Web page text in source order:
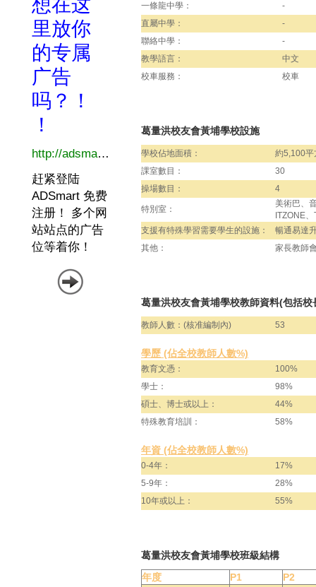
一條龍中學：
-
直屬中學：
-
聯絡中學：
-
教學語言：
中文
校車服務：
校車
葛量洪校友會黃埔學校設施
學校佔地面積：
約5,100平
課室數目：
30
操場數目：
4
特別室：
美術巴、
ITZONE
支援有特殊學習需要學生的設施：
暢通易達
其他：
家長教師
葛量洪校友會黃埔學校教師資料(包括校
教師人數：(核准編制內) 53
學歷 (佔全校教師人數%)
教育文憑：
100%
學士：
98%
碩士、博士或以上：
44%
特殊教育培訓：
58%
年資 (佔全校教師人數%)
0-4年：
17%
5-9年：
28%
10年或以上：
55%
葛量洪校友會黃埔學校班級結構
年度
P1 P2